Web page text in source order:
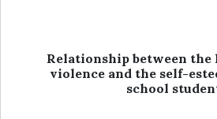
Relationship between the
violence and the self-
school